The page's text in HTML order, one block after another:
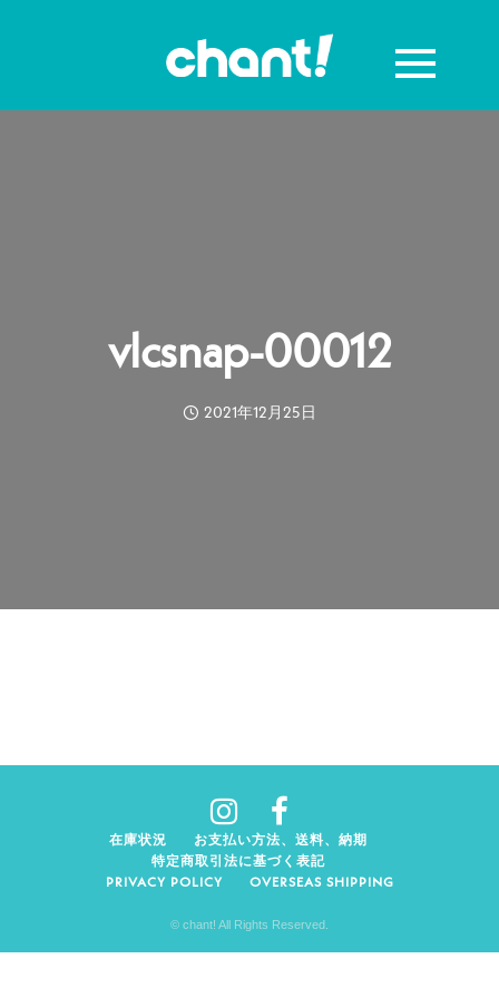
vlcsnap-00012
2021年12月25日
在庫状況
お支払い方法、送料、納期
特定商取引法に基づく表記
PRIVACY POLICY
OVERSEAS SHIPPING
© chant! All Rights Reserved.